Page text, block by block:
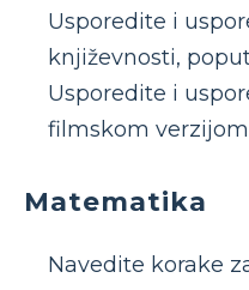
Usporedite i
književnosti,
Usporedite i
filmskom
Matematika
Navedite korake